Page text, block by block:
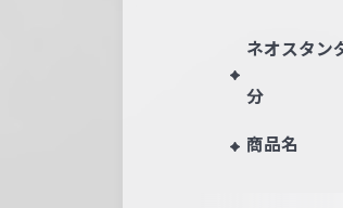
ネオスタン
分
商品名